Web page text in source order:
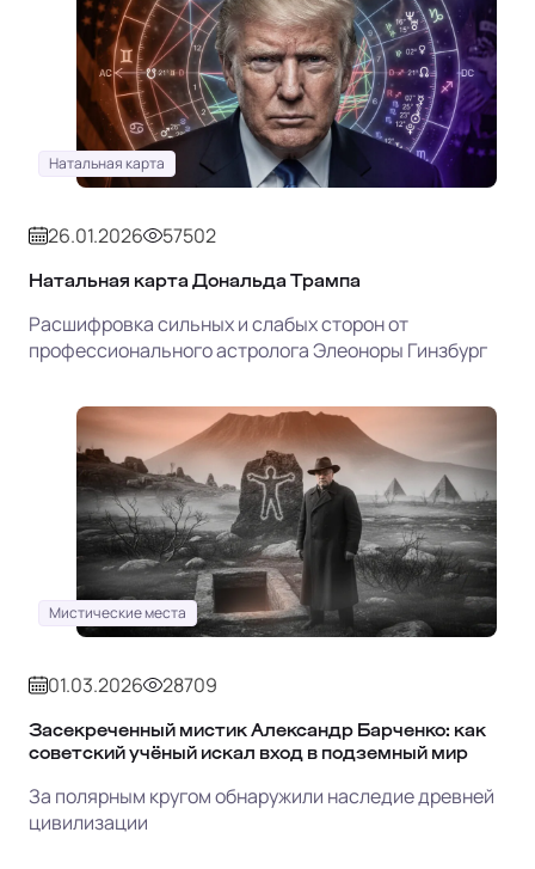
Натальная карта
26.01.2026 57502
Натальная карта Дональда Трампа
Расшифровка сильных и слабых сторон от
профессионального астролога Элеоноры Гинзбург
Мистические места
01.03.2026 28709
Засекреченный мистик Александр Барченко: как
советский учёный искал вход в подземный мир
За полярным кругом обнаружили наследие древней
цивилизации